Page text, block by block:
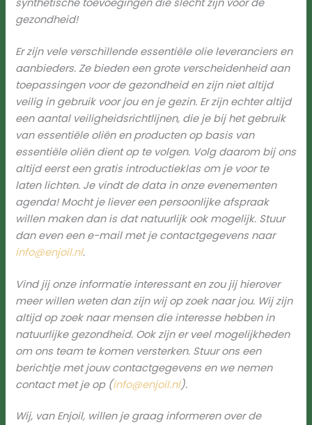
gezondheid!
Er zijn vele verschillende essentiële olie leveranciers en
aanbieders. Ze bieden een grote verscheidenheid aan
toepassingen voor de gezondheid en zijn niet altijd
veilig in gebruik voor jou en je gezin. Er zijn echter altijd
een aantal veiligheidsrichtlijnen, die je bij het gebruik
van essentiële oliën en producten op basis van
essentiële oliën dient op te volgen. Volg daarom bij ons
altijd eerst een gratis introductieklas om je voor te
laten lichten. Je vindt de data in onze evenementen
agenda! Mocht je liever een persoonlijke afspraak
willen maken dan is dat natuurlijk ook mogelijk. Stuur
dan even een e-mail met je contactgegevens naar
info@enjoil.nl.
Vind jij onze informatie interessant en zou jij hierover
meer willen weten dan zijn wij op zoek naar jou. Wij zijn
altijd op zoek naar mensen die interesse hebben in
natuurlijke gezondheid. Ook zijn er veel mogelijkheden
om ons team te komen versterken. Stuur ons een
berichtje met jouw contactgegevens en we nemen
contact met je op (info@enjoil.nl).
Wij, van Enjoil, willen je graag informeren over de